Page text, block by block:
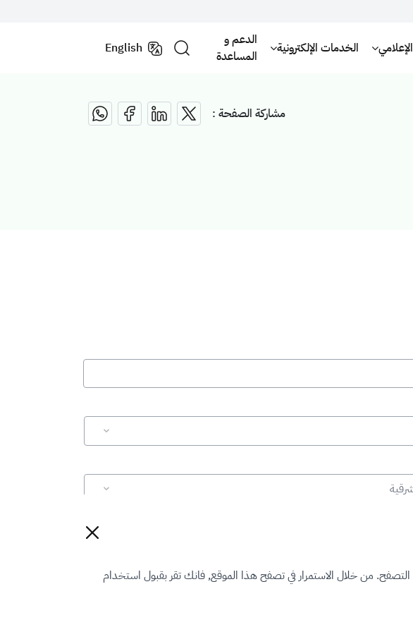
الخدمات الإلكترونية
الدعم و
المساعدة
English
مشاركة الصفحة :
إعادة تعيين
من خلال الاستمرار في تصفح هذا الموقع, فانك تقر بقبول استخدام